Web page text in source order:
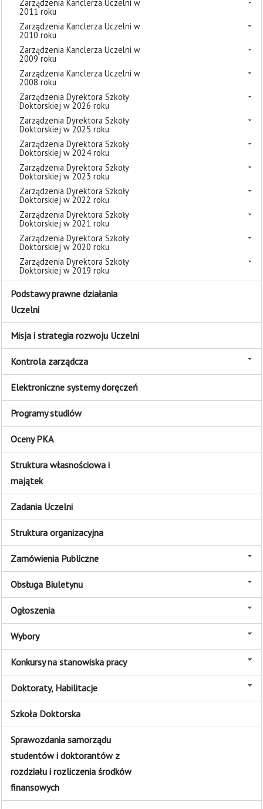
Zarządzenia Kanclerza Uczelni w
2011 roku
Zarządzenia Kanclerza Uczelni w
2010 roku
Zarządzenia Kanclerza Uczelni w
2009 roku
Zarządzenia Kanclerza Uczelni w
2008 roku
Zarządzenia Dyrektora Szkoły
Doktorskiej w 2026 roku
Zarządzenia Dyrektora Szkoły
Doktorskiej w 2025 roku
Zarządzenia Dyrektora Szkoły
Doktorskiej w 2024 roku
Zarządzenia Dyrektora Szkoły
Doktorskiej w 2023 roku
Zarządzenia Dyrektora Szkoły
Doktorskiej w 2022 roku
Zarządzenia Dyrektora Szkoły
Doktorskiej w 2021 roku
Zarządzenia Dyrektora Szkoły
Doktorskiej w 2020 roku
Zarządzenia Dyrektora Szkoły
Doktorskiej w 2019 roku
Podstawy prawne działania
Uczelni
Misja i strategia rozwoju Uczelni
Kontrola zarządcza
Elektroniczne systemy doręczeń
Programy studiów
Oceny PKA
Struktura własnościowa i
majątek
Zadania Uczelni
Struktura organizacyjna
Zamówienia Publiczne
Obsługa Biuletynu
Ogłoszenia
Wybory
Konkursy na stanowiska pracy
Doktoraty, Habilitacje
Szkoła Doktorska
Sprawozdania samorządu
studentów i doktorantów z
rozdziału i rozliczenia środków
finansowych